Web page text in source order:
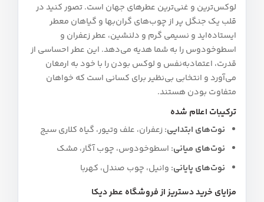
لوکس‌ترین و غنی‌ترین عطرهای جهان است. تصور کنید در
قلب یک جنگل پر از چوب‌های گران‌بها و گیاهان معطر
ایستاده‌اید و نسیمی گرم و دلنشین، عطر زعفران و
اسطوخودوس را به شما هدیه می‌دهد. این عطر احساسی از
قدرت، اعتمادبه‌نفس و لوکس بودن را با خود به ارمغان
می‌آورد و انتخابی بی‌نظیر برای کسانی است که خواهان
متفاوت بودن هستند.
ترکیبات اعلام شده
نوت‌های ابتدایی:زعفران، علف وتیور، گیاه کلاری سیج
نوت‌های میانی: اسطوخودوس، چوب آگار، مشک
نوت‌های پایانی: وانیل، چوب صندل، کهربا
مزایای خرید دستریز از فروشگاه عطر دیکا